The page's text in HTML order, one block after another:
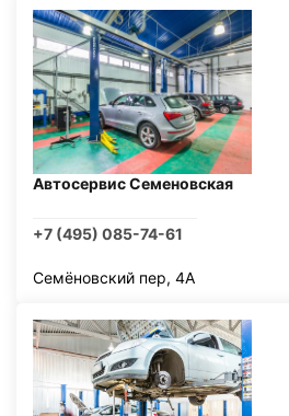
Автосервис Семеновская
+7 (495) 085-74-61
Семёновский пер, 4А